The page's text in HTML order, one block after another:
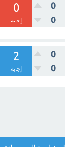
0
0
0
إجابة
0
0
2
إجابة